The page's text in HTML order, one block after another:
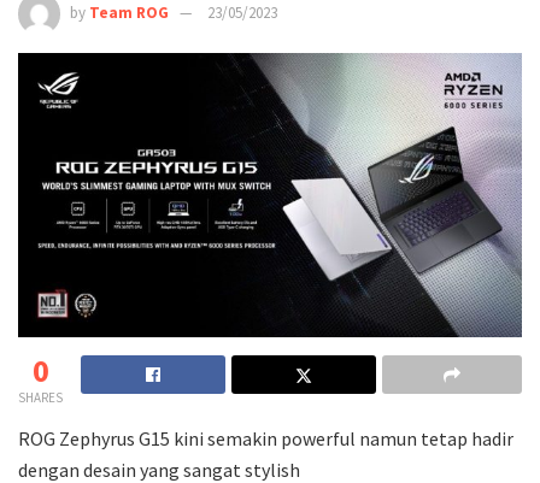
by Team ROG 23/05/2023
0
SHARES
ROG Zephyrus G15 kini semakin powerful namun tetap hadir
dengan desain yang sangat stylish